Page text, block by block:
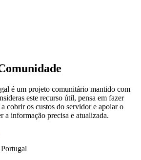
é um projeto comunitário mantido com
este recurso útil, pensa em fazer
cobrir os custos do servidor e apoiar o
a informação precisa e atualizada.